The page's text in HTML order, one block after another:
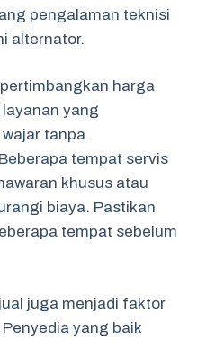
pengalaman teknisi
alternator.
harga
yang
tanpa
tempat servis
khusus atau
biaya. Pastikan
tempat sebelum
juga menjadi faktor
yang baik